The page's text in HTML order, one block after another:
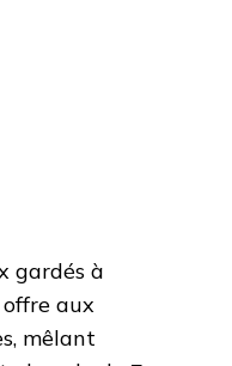
gardés à
aux
mêlant